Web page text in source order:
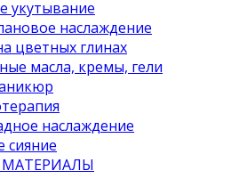
укутывание
наслаждение
цветных глинах
масла, кремы, гели
наслаждение
сияние